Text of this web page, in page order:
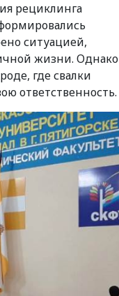
рециклинга
ситуацией,
жизни. Однако
где свалки
ответственность.